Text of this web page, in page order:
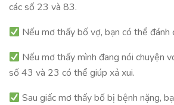
các số 23 và 83.
Nếu mơ thấy bố vợ, bạn có thể
Nếu mơ thấy mình đang nói chuyện
số 43 và 23 có thể giúp xả xui.
Sau giấc mơ thấy bố bị bệnh nặng,